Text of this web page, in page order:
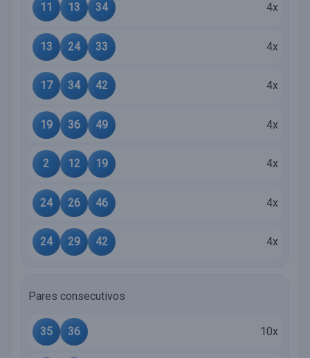
11 13 34 4x
13 24 33 4x
17 34 42 4x
19 36 49 4x
2 12 19 4x
24 26 46 4x
24 29 42 4x
Pares consecutivos
35 36 10x